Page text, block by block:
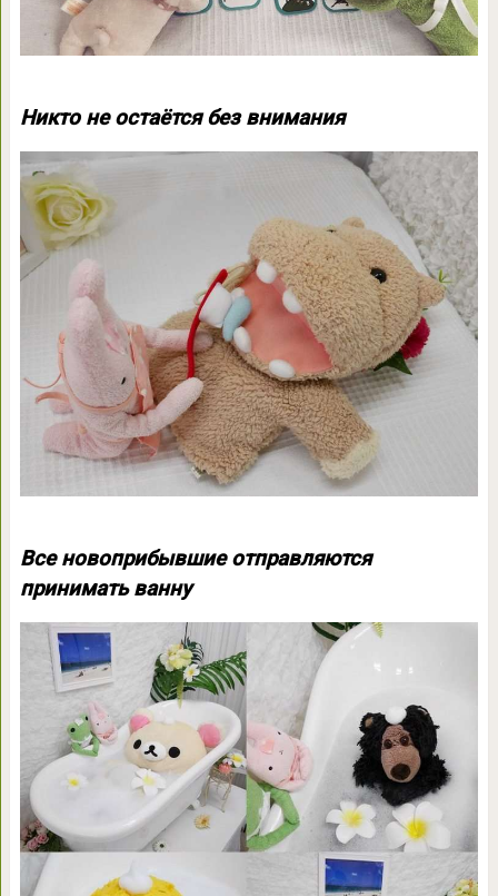
Никто не остаётся без внимания
Все новоприбывшие отправляются
принимать ванну